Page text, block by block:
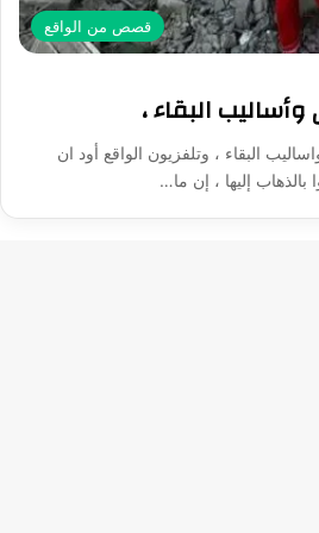
قصص من الواقع
البقاء ،
البقاء ، وتلفزيون الواقع أود ان
إليها ، إن ما…